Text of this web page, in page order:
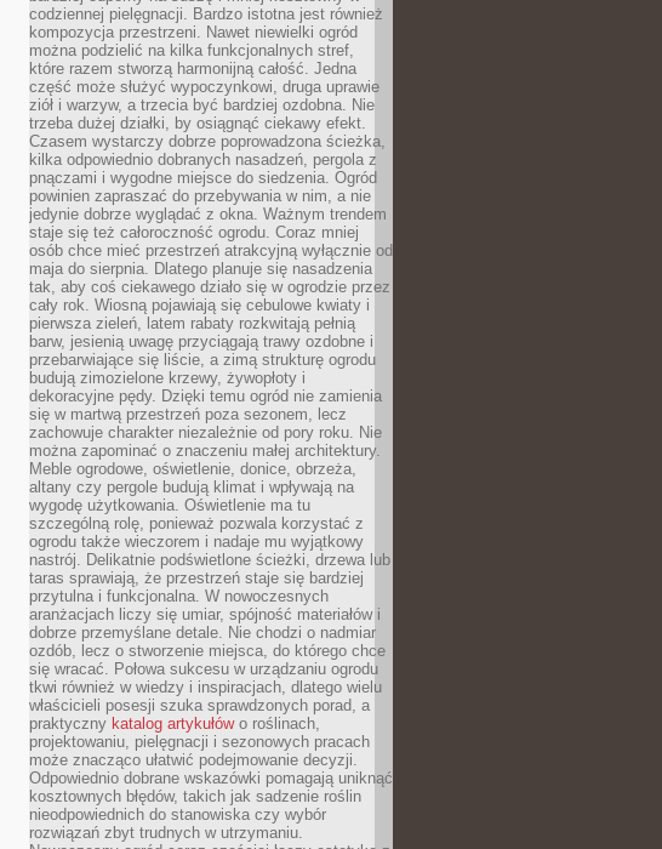
codziennej pielęgnacji. Bardzo istotna jest również
kompozycja przestrzeni. Nawet niewielki ogród
można podzielić na kilka funkcjonalnych stref,
które razem stworzą harmonijną całość. Jedna
część może służyć wypoczynkowi, druga uprawie
ziół i warzyw, a trzecia być bardziej ozdobna. Nie
trzeba dużej działki, by osiągnąć ciekawy efekt.
Czasem wystarczy dobrze poprowadzona ścieżka,
kilka odpowiednio dobranych nasadzeń, pergola z
pnączami i wygodne miejsce do siedzenia. Ogród
powinien zapraszać do przebywania w nim, a nie
jedynie dobrze wyglądać z okna. Ważnym trendem
staje się też całoroczność ogrodu. Coraz mniej
osób chce mieć przestrzeń atrakcyjną wyłącznie od
maja do sierpnia. Dlatego planuje się nasadzenia
tak, aby coś ciekawego działo się w ogrodzie przez
cały rok. Wiosną pojawiają się cebulowe kwiaty i
pierwsza zieleń, latem rabaty rozkwitają pełnią
barw, jesienią uwagę przyciągają trawy ozdobne i
przebarwiające się liście, a zimą strukturę ogrodu
budują zimozielone krzewy, żywopłoty i
dekoracyjne pędy. Dzięki temu ogród nie zamienia
się w martwą przestrzeń poza sezonem, lecz
zachowuje charakter niezależnie od pory roku. Nie
można zapominać o znaczeniu małej architektury.
Meble ogrodowe, oświetlenie, donice, obrzeża,
altany czy pergole budują klimat i wpływają na
wygodę użytkowania. Oświetlenie ma tu
szczególną rolę, ponieważ pozwala korzystać z
ogrodu także wieczorem i nadaje mu wyjątkowy
nastrój. Delikatnie podświetlone ścieżki, drzewa lub
taras sprawiają, że przestrzeń staje się bardziej
przytulna i funkcjonalna. W nowoczesnych
aranżacjach liczy się umiar, spójność materiałów i
dobrze przemyślane detale. Nie chodzi o nadmiar
ozdób, lecz o stworzenie miejsca, do którego chce
się wracać. Połowa sukcesu w urządzaniu ogrodu
tkwi również w wiedzy i inspiracjach, dlatego wielu
właścicieli posesji szuka sprawdzonych porad, a
praktyczny katalog artykułówo roślinach,
projektowaniu, pielęgnacji i sezonowych pracach
może znacząco ułatwić podejmowanie decyzji.
Odpowiednio dobrane wskazówki pomagają uniknąć
kosztownych błędów, takich jak sadzenie roślin
nieodpowiednich do stanowiska czy wybór
rozwiązań zbyt trudnych w utrzymaniu.